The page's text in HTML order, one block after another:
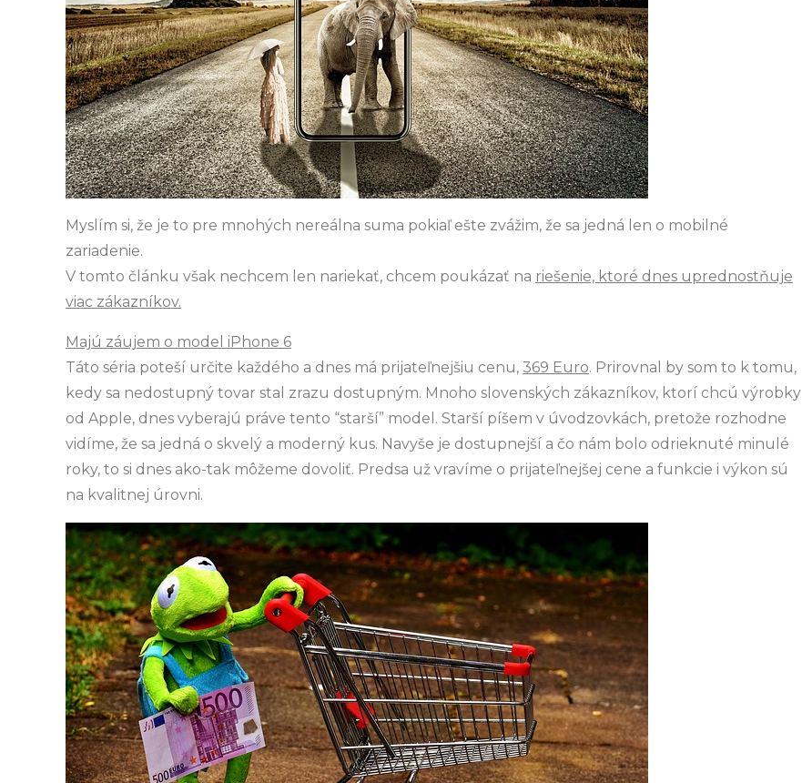
Myslím si, že je to pre mnohých nereálna suma pokiaľ ešte zvážim, že sa jedná len o mobilné
zariadenie.
V tomto článku však nechcem len nariekať, chcem poukázať na riešenie, ktoré dnes uprednostňuje
viac zákazníkov.
Majú záujem o model iPhone 6
Táto séria poteší určite každého a dnes má prijateľnejšiu cenu, 369 Euro. Prirovnal by som to k tomu,
kedy sa nedostupný tovar stal zrazu dostupným. Mnoho slovenských zákazníkov, ktorí chcú výrobky
od Apple, dnes vyberajú práve tento “starší” model. Starší píšem v úvodzovkách, pretože rozhodne
vidíme, že sa jedná o skvelý a moderný kus. Navyše je dostupnejší a čo nám bolo odrieknuté minulé
roky, to si dnes ako-tak môžeme dovoliť. Predsa už vravíme o prijateľnejšej cene a funkcie i výkon sú
na kvalitnej úrovni.